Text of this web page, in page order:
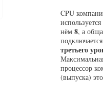
CPU
нём 8, а
третьего
процессор
(выпуска)